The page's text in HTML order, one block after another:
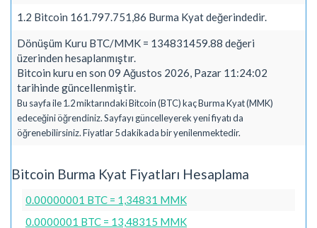
1.2 Bitcoin 161.797.751,86 Burma Kyat değerindedir.
Dönüşüm Kuru BTC/MMK = 134831459.88 değeri
üzerinden hesaplanmıştır.
Bitcoin kuru en son 09 Ağustos 2026, Pazar 11:24:02
tarihinde güncellenmiştir.
Bu sayfa ile 1.2 miktarındaki Bitcoin (BTC) kaç Burma Kyat (MMK)
edeceğini öğrendiniz. Sayfayı güncelleyerek yeni fiyatı da
öğrenebilirsiniz. Fiyatlar 5 dakikada bir yenilenmektedir.
Bitcoin Burma Kyat Fiyatları Hesaplama
0.00000001 BTC = 1,34831 MMK
0.0000001 BTC = 13,48315 MMK